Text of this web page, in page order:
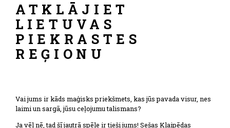
ATKLĀJIET
LIETUVAS
PIEKRASTES
REĢIONU
Vai jums ir kāds maģisks priekšmets, kas jūs pavada visur, nes
laimi un sargā, jūsu ceļojumu talismans?
Ja vēl nē, tad šī jautrā spēle ir tieši jums! Sešas Klaipēdas